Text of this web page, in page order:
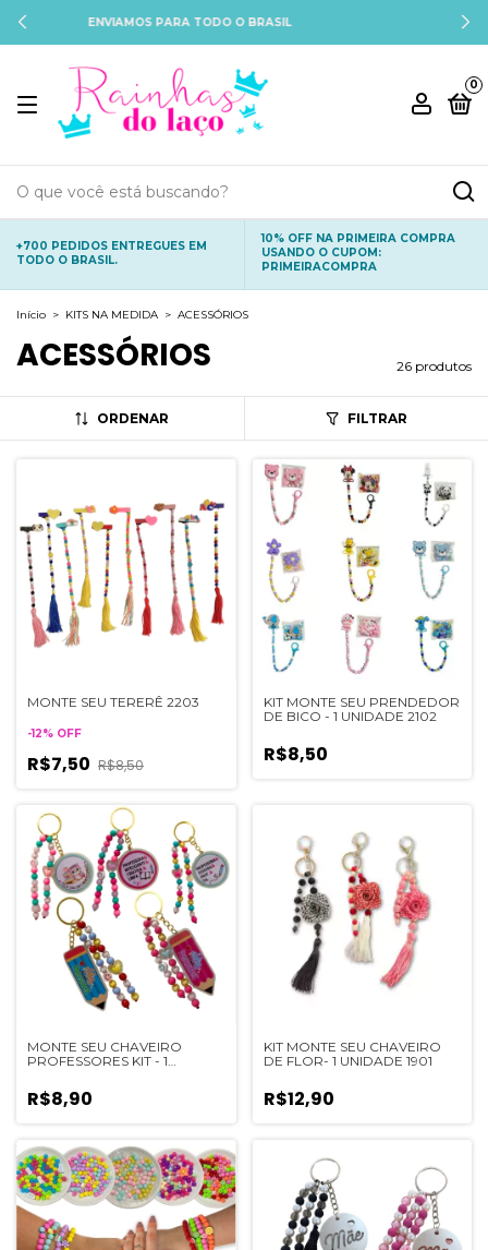
PAGAMENTO SEGURO E CRIPTOGRAFADO
0
+700 PEDIDOS ENTREGUES EM
TODO O BRASIL.
10% OFF NA PRIMEIRA COMPRA
USANDO O CUPOM:
PRIMEIRACOMPRA
Início > KITS NA MEDIDA > ACESSÓRIOS
ACESSÓRIOS 26 produtos
ORDENAR FILTRAR
MONTE SEU TERERÊ 2203
-12% OFF
R$7,50 R$8,50
KIT MONTE SEU PRENDEDOR
DE BICO - 1 UNIDADE 2102
R$8,50
MONTE SEU CHAVEIRO
PROFESSORES KIT - 1
R$8,90
KIT MONTE SEU CHAVEIRO
DE FLOR- 1 UNIDADE 1901
R$12,90